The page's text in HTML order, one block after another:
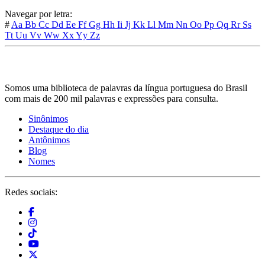
Navegar por letra:
# Aa Bb Cc Dd Ee FfGg Hh Ii Jj Kk Ll Mm Nn Oo Pp Qq Rr Ss
Tt Uu Vv Ww XxYy Zz
Somos uma biblioteca de palavras da língua portuguesa do Brasil
com mais de 200 mil palavras e expressões para consulta.
Sinônimos
Destaque do dia
Antônimos
Blog
Nomes
Redes sociais: